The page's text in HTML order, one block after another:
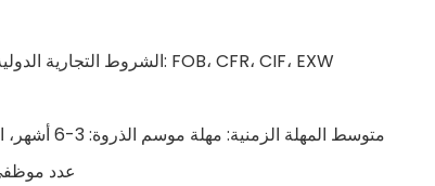
الشروط التجارية الدولية (مصطلحات التجارة الدولية): FOB، CFR، CIF، EXW
متوسط ​​المهلة الزمنية: مهلة موسم الذروة: 3-6 أشهر، المهلة خارج الموسم: 1-3 أشهر
عدد موظفي